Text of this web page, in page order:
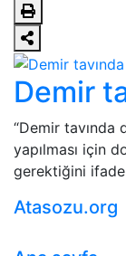
Demir
“Demir tavında
yapılması için
gerektiğini
Atasozu.org